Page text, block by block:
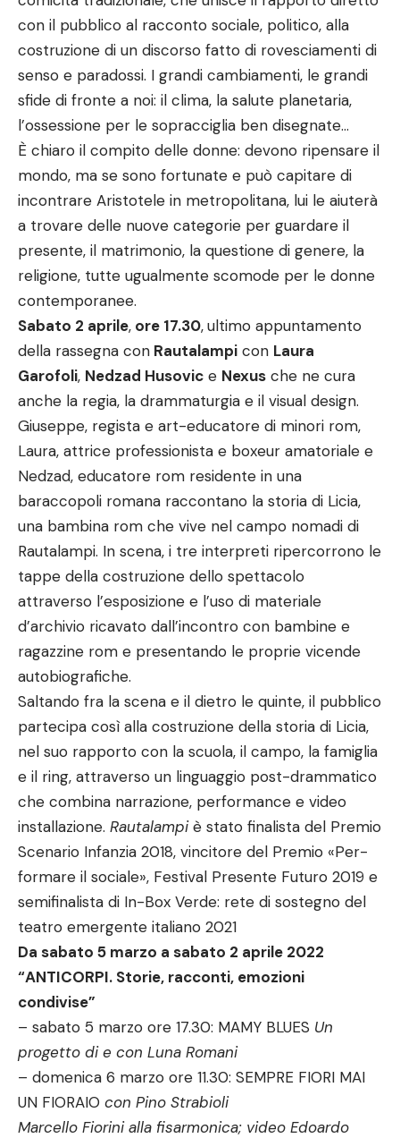
con il pubblico al racconto sociale, politico, alla
costruzione di un discorso fatto di rovesciamenti di
senso e paradossi. I grandi cambiamenti, le grandi
sfide di fronte a noi: il clima, la salute planetaria,
l’ossessione per le sopracciglia ben disegnate…
È chiaro il compito delle donne: devono ripensare il
mondo, ma se sono fortunate e può capitare di
incontrare Aristotele in metropolitana, lui le aiuterà
a trovare delle nuove categorie per guardare il
presente, il matrimonio, la questione di genere, la
religione, tutte ugualmente scomode per le donne
contemporanee.
Sabato 2 aprile, ore 17.30,ultimo appuntamento
della rassegna con Rautalampi con Laura
Garofoli, Nedzad Husovic e Nexus che ne cura
anche la regia, la drammaturgia e il visual design.
Giuseppe, regista e art-educatore di minori rom,
Laura, attrice professionista e boxeur amatoriale e
Nedzad, educatore rom residente in una
baraccopoli romana raccontano la storia di Licia,
una bambina rom che vive nel campo nomadi di
Rautalampi. In scena, i tre interpreti ripercorrono le
tappe della costruzione dello spettacolo
attraverso l’esposizione e l’uso di materiale
d’archivio ricavato dall’incontro con bambine e
ragazzine rom e presentando le proprie vicende
autobiografiche.
Saltando fra la scena e il dietro le quinte, il pubblico
partecipa così alla costruzione della storia di Licia,
nel suo rapporto con la scuola, il campo, la famiglia
e il ring, attraverso un linguaggio post-drammatico
che combina narrazione, performance e video
installazione. Rautalampiè stato finalista del Premio
Scenario Infanzia 2018, vincitore del Premio «Per-
formare il sociale», Festival Presente Futuro 2019 e
semifinalista di In-Box Verde: rete di sostegno del
teatro emergente italiano 2021
Da sabato 5 marzo a sabato 2 aprile 2022
“ANTICORPI. Storie, racconti, emozioni
condivise”
– sabato 5 marzo ore 17.30: MAMY BLUES Un
progetto di e con Luna Romani
– domenica 6 marzo ore 11.30: SEMPRE FIORI MAI
UN FIORAIO con Pino Strabioli
Marcello Fiorini alla fisarmonica; video Edoardo